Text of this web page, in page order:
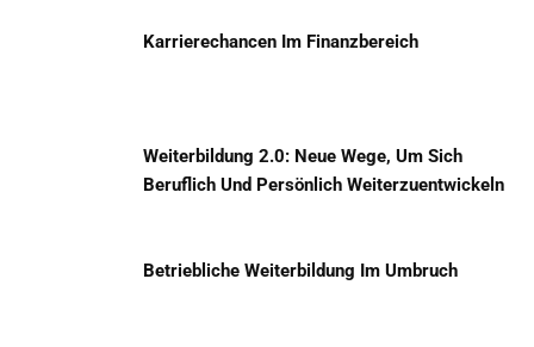
Karrierechancen Im Finanzbereich
Weiterbildung 2.0: Neue Wege, Um Sich
Beruflich Und Persönlich Weiterzuentwickeln
Betriebliche Weiterbildung Im Umbruch